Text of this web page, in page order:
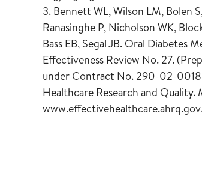
3. Bennett WL, Wilson LM, Bolen
Ranasinghe P, Nicholson WK,
Bass EB, Segal JB. Oral Diabetes
Effectiveness Review No. 27.
under Contract No. 290-02-
Healthcare Research and Quality.